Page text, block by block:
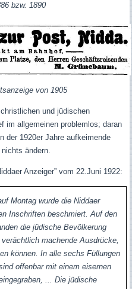
bzw. 1890
von 1905
und jüdischen
im allgemeinen problemlos; daran
der 1920er Jahre aufkeimende
ändern.
Anzeiger” vom 22.Juni 1922:
Montag wurde die Niddaer
Inschriften beschmiert. Auf den
die jüdische Bevölkerung
machende Ausdrücke,
können. In alle sechs Füllungen
offenbar mit einem eisernen
... Die jüdische